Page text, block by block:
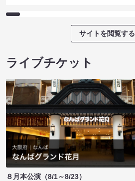
サイトを閲覧する
ライブチケット
８月本公演（8/1～8/23）